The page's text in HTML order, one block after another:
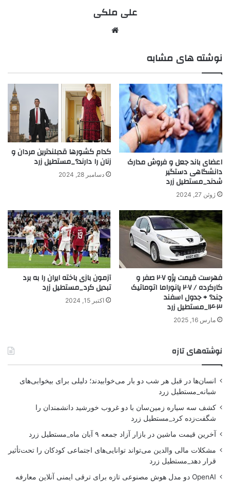
علی ملکی
نوشته های مشابه
اعضای باند جعل و فروش مدارک
دانشگاهی دستگیر
شدند_مستطیل زرد
ژوئن 27, 2024
کدام کشورها قدبلندترین مردان و
زنان را دارند؟_مستطیل زرد
دسامبر 28, 2024
فهرست قیمت پژو ۲۰۷ صفر و
کارکرده / ۲۰۷ پانوراما اتوماتیک
چند؟ + جدول اسفند
۱۴۰۳_مستطیل زرد
مارس 16, 2025
آزمون بازی باخته ایران را به برد
تبدیل کرد_مستطیل زرد
اکتبر 15, 2024
نوشته‌های تازه
انسان‌ها در قبل هر شب دو بار می‌خوابیدند؛ دلیلی برای بیخوابی‌های
شبانه_مستطیل زرد
کشف سه سیاره زمین‌سان با دو غروب خورشید دانشمندان را
شگفت‌زده کرد_مستطیل زرد
آخرین قیمت ماشین در بازار آزاد جمعه ۹ آبان ماه_مستطیل زرد
مشکلات مالی والدین می‌تواند توانایی‌های اجتماعی کودکان را تحت‌تأثیر
قرار دهد_مستطیل زرد
OpenAI دو مدل هوش مصنوعی تازه برای ترقی ایمنی آنلاین معارفه